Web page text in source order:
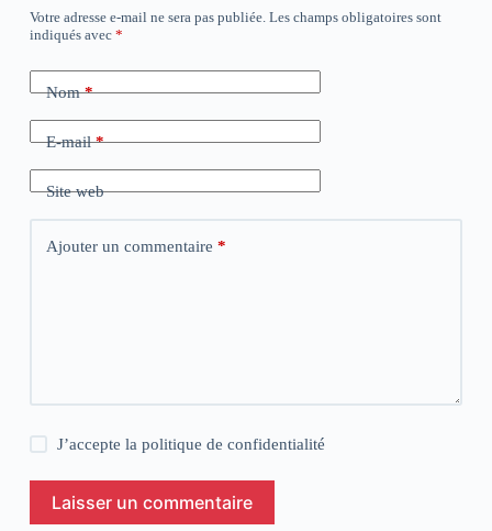
Votre adresse e-mail ne sera pas publiée. Les champs obligatoires sont
indiqués avec *
Nom*
E-mail*
Site web
Ajouter un commentaire *
J’accepte lapolitique de confidentialité
Laisser un commentaire